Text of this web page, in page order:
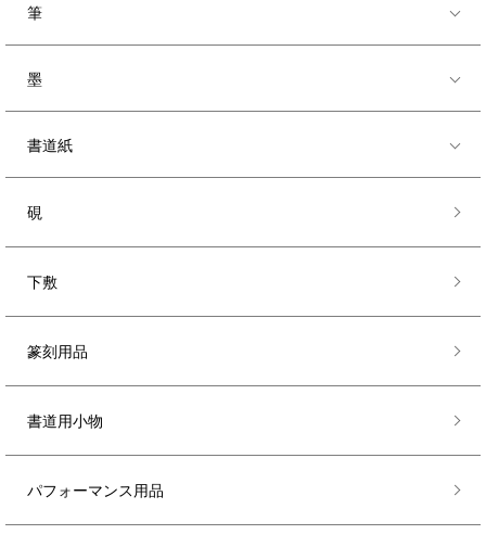
筆
墨
書道紙
硯
下敷
篆刻用品
書道用小物
パフォーマンス用品